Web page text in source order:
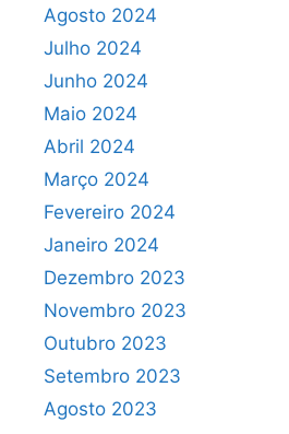
Agosto 2024
Julho 2024
Junho 2024
Maio 2024
Abril 2024
Março 2024
Fevereiro 2024
Janeiro 2024
Dezembro 2023
Novembro 2023
Outubro 2023
Setembro 2023
Agosto 2023